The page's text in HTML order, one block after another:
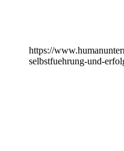
https://
selbstfuehrung-und-